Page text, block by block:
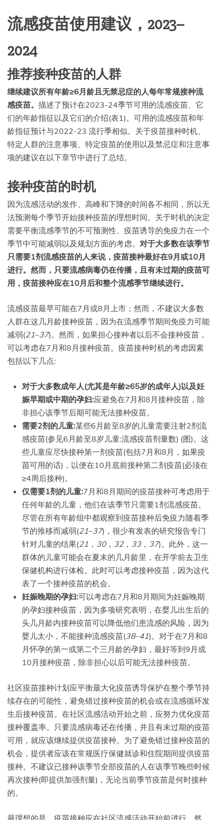
流感疫苗使用建议，2023–
2024
推荐接种疫苗的人群
继续建议所有年龄≥6月龄且无禁忌症的人每年常规接种流
感疫苗。 描述了预计在2023-24季节可用的流感疫苗、它
们的年龄指征以及它们的介绍(表1)。可用的流感疫苗和年
龄指征预计与2022-23 流行季相似。关于疫苗接种时机、
特定人群的注意事项、特定疫苗的使用以及禁忌症和注意事
项的建议在以下章节中进行了总结。
接种疫苗的时机
因为流感活动的发作、高峰和下降的时间各不相同，所以无
法预测每个季节开始接种疫苗的理想时间。关于时机的决定
需要平衡流感季节的不可预测性、疫苗诱导的免疫力在一个
季节中可能减弱以及规划方面的考虑。 对于大多数在该季节
只需要1剂流感疫苗的人来说，疫苗接种最好在9月或10月
进行。然而，只要流感病毒仍在传播，且有未过期的疫苗可
用，疫苗接种应在10月后和整个流感季节继续进行。
流感疫苗最早可能在7月或8月上市；然而，不建议大多数
人群在这几月龄接种疫苗，因为在流感季节期间免疫力可能
减弱(21–37)。然而，如果担心接种者以后不会接种疫苗，
可以考虑在7月和8月接种疫苗。疫苗接种时机的考虑因素
包括以下几点:
对于大多数成年人(尤其是年龄≥65岁的成年人)以及妊
娠早期或中期的孕妇:应避免在7月和8月接种疫苗，除
非担心该季节后期可能无法接种疫苗。
需要2剂的儿童:某些6月龄至8岁的儿童需要注射2剂流
感疫苗(参见6月龄至8岁儿童:流感疫苗剂量数) (图)。这
些儿童应尽快接种第一剂疫苗(包括7月和8月，如果疫
苗可用的话)，以便在10月底前接种第二剂疫苗(必须在
≥4周后接种)。
仅需要1剂的儿童:7月和8月期间的疫苗接种可考虑用于
任何年龄的儿童，他们在该季节只需要1剂流感疫苗。
尽管在所有年龄组中都观察到疫苗接种后免疫力随着季
节的推移而减弱(21–37)，很少有发表的研究报告专门
针对儿童的结果(21 ， 30， 32， 33， 37)。此外，这一
群体的儿童可能会在夏末的几月龄里，在开学前去卫生
保健机构进行体检。此时可以考虑接种疫苗，因为这代
表了一个接种疫苗的机会。
妊娠晚期的孕妇:可以考虑在7月和8月期间为妊娠晚期
的孕妇接种疫苗，因为多项研究表明，在婴儿出生后的
头几月龄内接种疫苗可以降低他们患流感的风险，因为
婴儿太小，不能接种流感疫苗(38–41)。对于在7月和8
月怀孕的第一或第二个三月龄的孕妇，最好等到9月或
10月接种疫苗，除非担心以后可能无法接种疫苗。
社区疫苗接种计划应平衡最大化疫苗诱导保护在整个季节持
续存在的可能性，避免错过接种疫苗的机会或在流感循环发
生后接种疫苗。在社区流感活动开始之前，应努力优化疫苗
接种覆盖率。只要流感病毒还在传播，并且有未过期的疫苗
可用，就应该继续提供疫苗接种。为了避免错过接种疫苗的
机会，提供者应该在常规医疗保健就诊和住院期间提供疫苗
接种。不建议已接种该季节全部疫苗的人在该季节晚些时候
再次接种(即提供加强剂量)，无论当前季节疫苗是何时接种
的。
最理想的是，疫苗接种应在社区流感活动开始前进行。然